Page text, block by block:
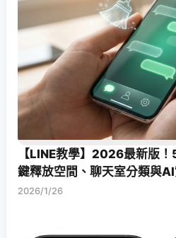
【LINE教學】2026最新版
鍵釋放空間、聊天室分類與
2026/1/26